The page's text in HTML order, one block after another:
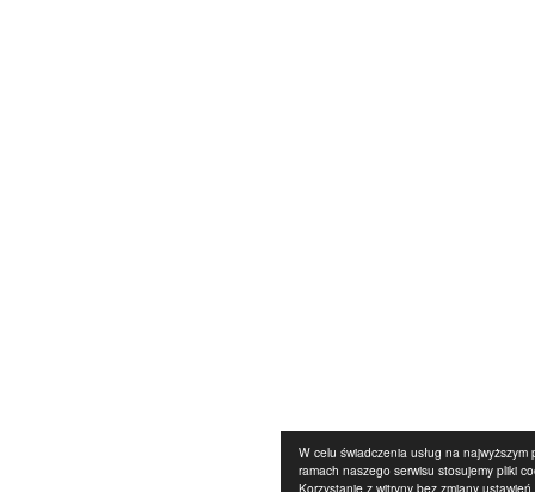
W celu świadczenia usług na najwyższym
ramach naszego serwisu stosujemy pliki
Korzystanie z witryny bez zmiany